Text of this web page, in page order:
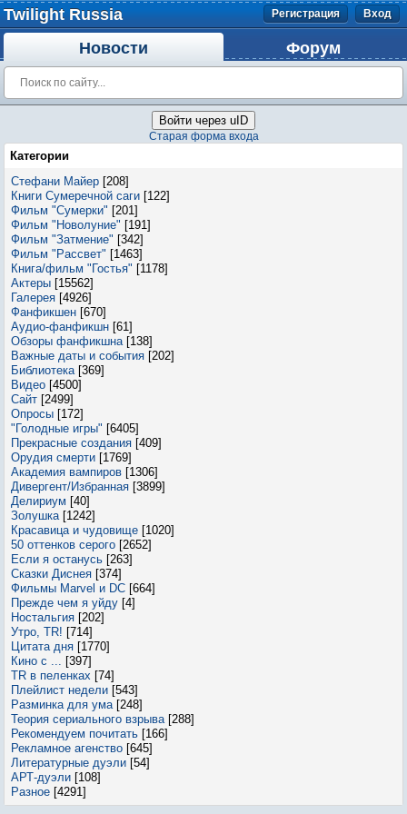
Twilight Russia Регистрация Вход
Новости Форум
Войти через uID
Старая форма входа
Категории
Стефани Майер [208]
Книги Сумеречной саги [122]
Фильм "Сумерки" [201]
Фильм "Новолуние" [191]
Фильм "Затмение" [342]
Фильм "Рассвет" [1463]
Книга/фильм "Гостья" [1178]
Актеры [15562]
Галерея [4926]
Фанфикшен [670]
Аудио-фанфикшн [61]
Обзоры фанфикшна [138]
Важные даты и события [202]
Библиотека [369]
Видео [4500]
Сайт [2499]
Опросы [172]
"Голодные игры" [6405]
Прекрасные создания [409]
Орудия смерти [1769]
Академия вампиров [1306]
Дивергент/Избранная [3899]
Делириум [40]
Золушка [1242]
Красавица и чудовище [1020]
50 оттенков серого [2652]
Если я останусь [263]
Сказки Диснея [374]
Фильмы Marvel и DC [664]
Прежде чем я уйду [4]
Ностальгия [202]
Утро, TR! [714]
Цитата дня [1770]
Кино с ... [397]
TR в пеленках [74]
Плейлист недели [543]
Разминка для ума [248]
Теория сериального взрыва [288]
Рекомендуем почитать [166]
Рекламное агенство [645]
Литературные дуэли [54]
АРТ-дуэли [108]
Разное [4291]